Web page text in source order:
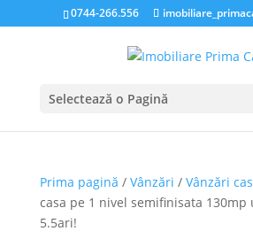
0744-266.556
Selectează o Pagină
Prima pagină / Vânzări / Vânzări
casa pe 1 nivel semifinisata
5.5ari!